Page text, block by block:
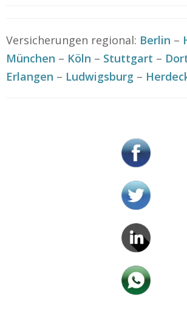
Versicherungen regional: Berlin –
München – Köln – Stuttgart –
Erlangen – Ludwigsburg –